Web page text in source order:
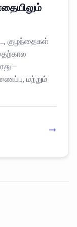
குழந்தைகள்
மற்றும்